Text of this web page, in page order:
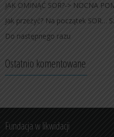
JAK OMINĄĆ SOR?-> NOCNA
Jak przeżyć? Na początek SOR…
Do następnego razu
Ostatnio komentowane
Fundacja w likwidacji